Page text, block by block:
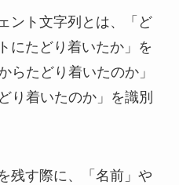
ント文字列とは、「ど
にたどり着いたか」を
らたどり着いたのか」
り着いたのか」を識別
残す際に、「名前」や